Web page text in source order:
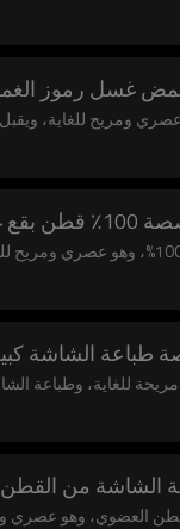
غسل رموز
ومريح للغاية،
الشاشة
للغاية، وطباعة
من القطن
العضوي، وهو عصري